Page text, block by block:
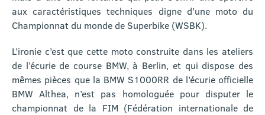
aux caractéristiques techniques digne d’une moto du
Championnat du monde de Superbike (WSBK).
L’ironie c’est que cette moto construite dans les ateliers
de l’écurie de course BMW, à Berlin, et qui dispose des
mêmes pièces que la BMW S1000RR de l’écurie officielle
BMW Althea, n’est pas homologuée pour disputer le
championnat de la FIM (Fédération internationale de